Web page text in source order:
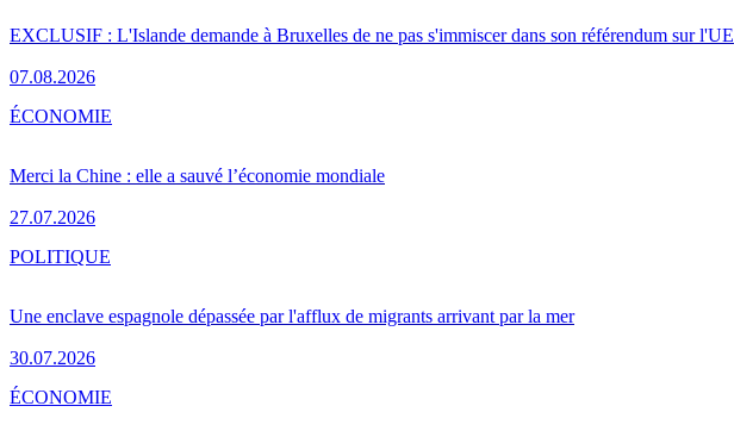
EXCLUSIF : L'Islande demande à Bruxelles de ne pas s'immiscer dans son référendum sur l'UE
07.08.2026
Merci la Chine : elle a sauvé l’économie mondiale
27.07.2026
ÉCONOMIE
Une enclave espagnole dépassée par l'afflux de migrants arrivant par la mer
30.07.2026
POLITIQUE
ÉCONOMIE